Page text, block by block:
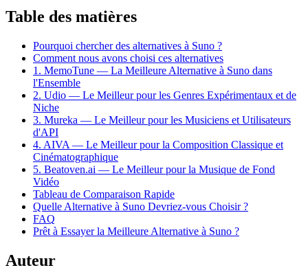
Table des matières
Pourquoi chercher des alternatives à Suno ?
Comment nous avons choisi ces alternatives
1. MemoTune — La Meilleure Alternative à Suno dans
l'Ensemble
2. Udio — Le Meilleur pour les Genres Expérimentaux et de
Niche
3. Mureka — Le Meilleur pour les Musiciens et Utilisateurs
d'API
4. AIVA — Le Meilleur pour la Composition Classique et
Cinématographique
5. Beatoven.ai — Le Meilleur pour la Musique de Fond
Vidéo
Tableau de Comparaison Rapide
Quelle Alternative à Suno Devriez-vous Choisir ?
FAQ
Prêt à Essayer la Meilleure Alternative à Suno ?
Auteur